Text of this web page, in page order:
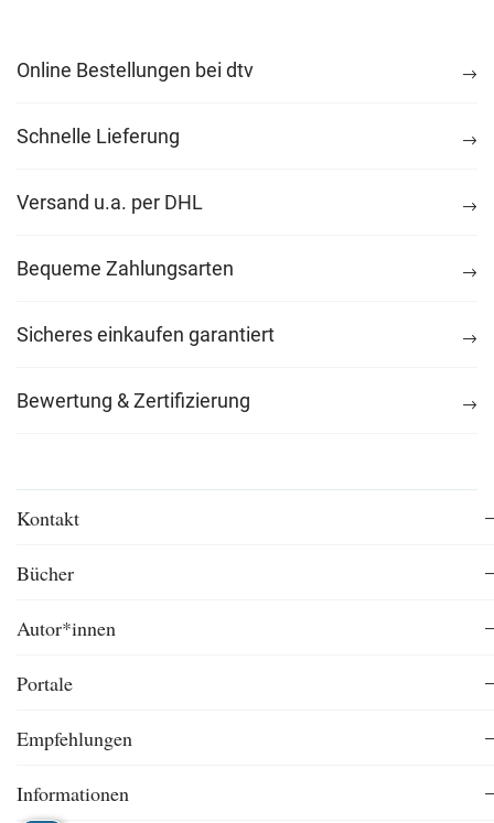
Online Bestellungen bei dtv
Schnelle Lieferung
Versand u.a. per DHL
Bequeme Zahlungsarten
Sicheres einkaufen garantiert
Bewertung & Zertifizierung
Kontakt
Bücher
Autor*innen
Portale
Empfehlungen
Informationen